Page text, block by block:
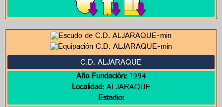
C.D. ALJARAQUE
Año Fundación:1994
Localidad:ALJARAQUE
Estadio: